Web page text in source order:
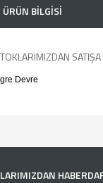
ÜRÜN BİLGİSİ
Devre
bozuk veya